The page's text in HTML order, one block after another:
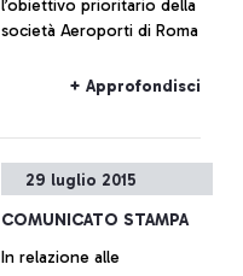
l’obiettivo prioritario della
società Aeroporti di Roma
+ Approfondisci
29 luglio 2015
COMUNICATO STAMPA
In relazione alle